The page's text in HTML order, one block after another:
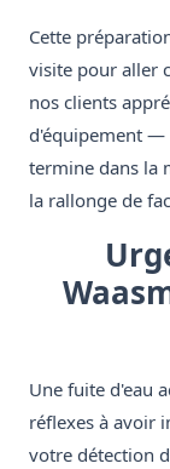
Cette
visite pour aller
nos clients
d'équipement —
termine dans la
la rallonge de
Une fuite d'eau
réflexes à avoir
votre détection